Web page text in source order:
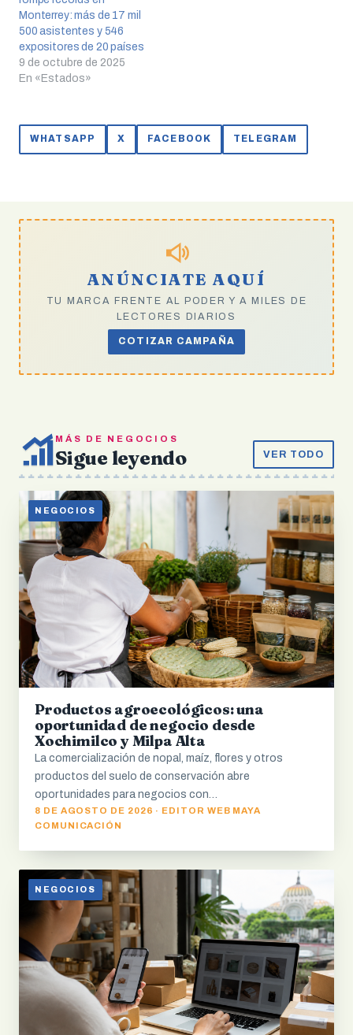
Monterrey: más de 17 mil
500 asistentes y 546
expositores de 20 países
9 de octubre de 2025
En «Estados»
WHATSAPP X FACEBOOK TELEGRAM
ANÚNCIATE AQUÍ
TU MARCA FRENTE AL PODER Y A MILES DE
LECTORES DIARIOS
COTIZAR CAMPAÑA
MÁS DE NEGOCIOS
Sigue leyendo VER TODO
NEGOCIOS
Productos agroecológicos: una
oportunidad de negocio desde
Xochimilco y Milpa Alta
La comercialización de nopal, maíz, flores y otros
productos del suelo de conservación abre
oportunidades para negocios con…
8 DE AGOSTO DE 2026 · EDITOR WEB MAYA
COMUNICACIÓN
NEGOCIOS